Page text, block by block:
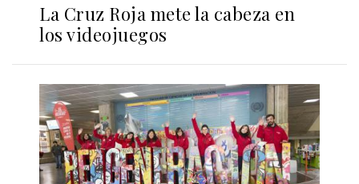
La Cruz Roja mete la cabeza en
los videojuegos